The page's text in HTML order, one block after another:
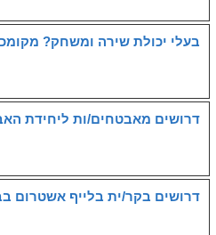
בעלי יכולת שירה ומשחק?
דרושים מאבטחים/ות ליחידת
דרושים בקר/ית בלייף אשטרום